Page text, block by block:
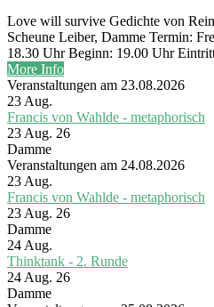
Love will survive Gedichte von
Scheune Leiber, Damme Termin:
18.30 Uhr Beginn: 19.00 Uhr
More Info
Veranstaltungen am 23.08.2026
23 Aug.
Francis von Wahlde - metaphorisch
23 Aug. 26
Damme
Veranstaltungen am 24.08.2026
23 Aug.
Francis von Wahlde - metaphorisch
23 Aug. 26
Damme
24 Aug.
Thinktank - 2. Runde
24 Aug. 26
Damme